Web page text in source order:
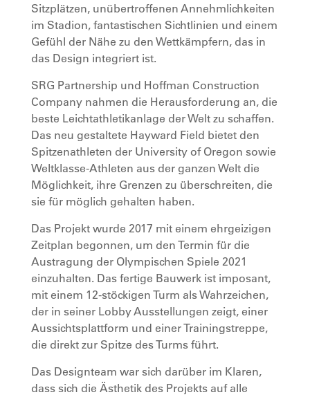
Sitzplätzen, unübertroffenen Annehmlichkeiten
im Stadion, fantastischen Sichtlinien und einem
Gefühl der Nähe zu den Wettkämpfern, das in
das Design integriert ist.
SRG Partnership und Hoffman Construction
Company nahmen die Herausforderung an, die
beste Leichtathletikanlage der Welt zu schaffen.
Das neu gestaltete Hayward Field bietet den
Spitzenathleten der University of Oregon sowie
Weltklasse-Athleten aus der ganzen Welt die
Möglichkeit, ihre Grenzen zu überschreiten, die
sie für möglich gehalten haben.
Das Projekt wurde 2017 mit einem ehrgeizigen
Zeitplan begonnen, um den Termin für die
Austragung der Olympischen Spiele 2021
einzuhalten. Das fertige Bauwerk ist imposant,
mit einem 12-stöckigen Turm als Wahrzeichen,
der in seiner Lobby Ausstellungen zeigt, einer
Aussichtsplattform und einer Trainingstreppe,
die direkt zur Spitze des Turms führt.
Das Designteam war sich darüber im Klaren,
dass sich die Ästhetik des Projekts auf alle